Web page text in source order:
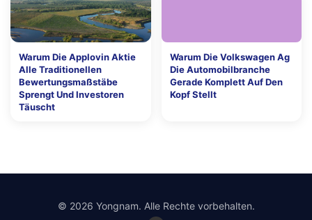
Warum Die Applovin Aktie
Alle Traditionellen
Bewertungsmaßstäbe
Sprengt Und Investoren
Täuscht
Warum Die Volkswagen Ag
Die Automobilbranche
Gerade Komplett Auf Den
Kopf Stellt
© 2026 Yongnam. Alle Rechte vorbehalten.